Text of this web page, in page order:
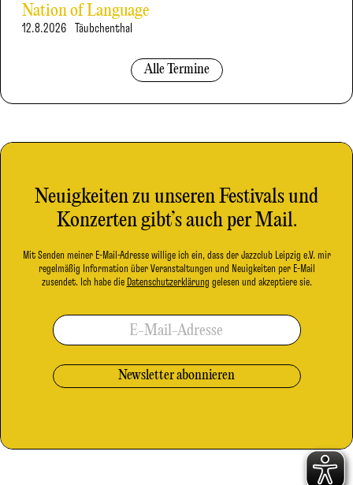
Nation of Language
12.8.2026 Täubchenthal
Alle Termine
Neuigkeiten zu unseren Festivals und
Konzerten gibt’s auch per Mail.
Mit Senden meiner E-Mail-Adresse willige ich ein, dass der Jazzclub Leipzig e.V. mir
regelmäßig Information über Veranstaltungen und Neuigkeiten per E-Mail
zusendet. Ich habe die Datenschutzerklärung gelesen und akzeptiere sie.
E-Mail-Adresse